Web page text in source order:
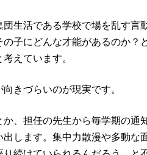
生活である学校で場を乱す言
子にどんな才能があるのか？
えています。
きづらいのが現実です。
、担任の先生から毎学期の通
します。集中力散漫や多動な